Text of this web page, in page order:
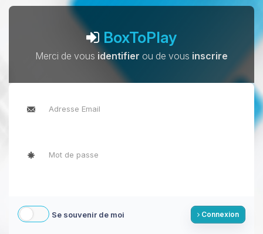
BoxToPlay
Merci de vous identifier ou de vous inscrire
Se souvenir de moi Connexion